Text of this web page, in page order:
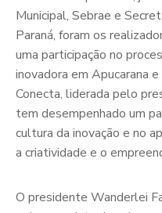
Municipal, Sebrae e
Paraná, foram os
uma participação no
inovadora em Apucarana
Conecta, liderada pelo
tem desempenhado um
cultura da inovação e no
a criatividade e o
O presidente Wanderlei